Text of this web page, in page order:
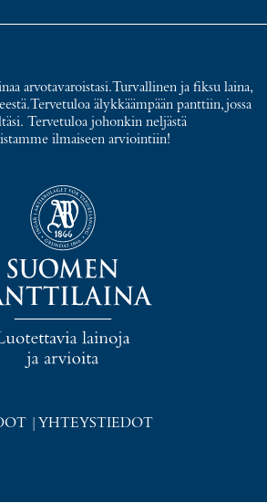
arvotavaroistasi. Turvallinen ja fiksu laina,
Tervetuloa älykkäämpään panttiin, jossa
Tervetuloa johonkin neljästä
ilmaiseen arviointiin!
YHTEYSTIEDOT